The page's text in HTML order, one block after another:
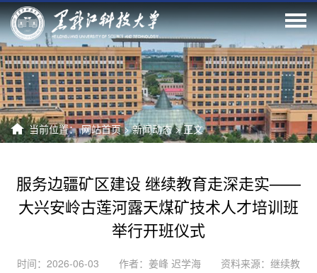
当前位置：网站首页>新闻动态>正文
服务边疆矿区建设 继续教育走深走实——
大兴安岭古莲河露天煤矿技术人才培训班
举行开班仪式
时间：2026-06-03 作者：姜峰 迟学海 资料来源：继续教